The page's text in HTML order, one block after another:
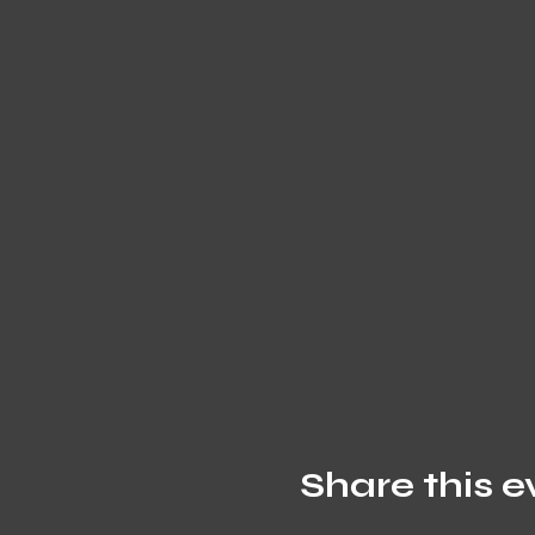
Share this